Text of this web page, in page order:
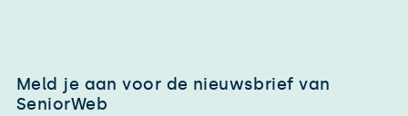
Meld je aan voor de nieuwsbrief van
SeniorWeb